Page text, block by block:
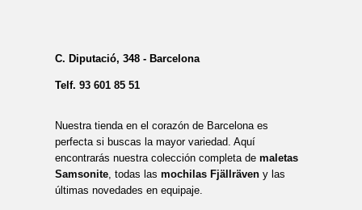
C. Diputació, 348 - Barcelona
Telf. 93 601 85 51
Nuestra tienda en el corazón de Barcelona es
perfecta si buscas la mayor variedad. Aquí
encontrarás nuestra colección completa de maletas
Samsonite, todas las mochilas Fjällräveny las
últimas novedades en equipaje.